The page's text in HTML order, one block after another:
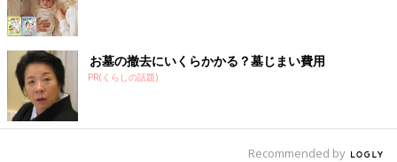
・肛門裂（こうもんれつ）
など
【医師監修】赤ちゃんの便秘、「月齢で
日の排便の回数は減ったり増えたりします。赤
お墓の撤去にいくらかかる？墓じまい費用
PR(くらしの話題)
Recommended by